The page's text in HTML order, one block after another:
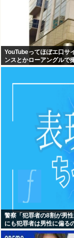
YouTubeってほぼエ口サ
ンスとかローアングルで
警察「犯罪者の8割が男
にも犯罪者は男性に偏る